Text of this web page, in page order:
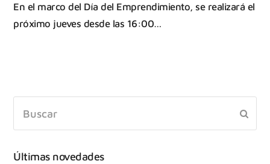
En el marco del Día del Emprendimiento, se realizará el
próximo jueves desde las 16:00…
Últimas novedades